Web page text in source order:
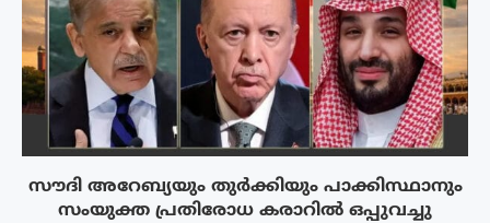
സൗദി അറേബ്യയും തുർക്കിയും പാക്കിസ്ഥാനും
സംയുക്ത പ്രതിരോധ കരാറിൽ ഒപ്പുവച്ചു